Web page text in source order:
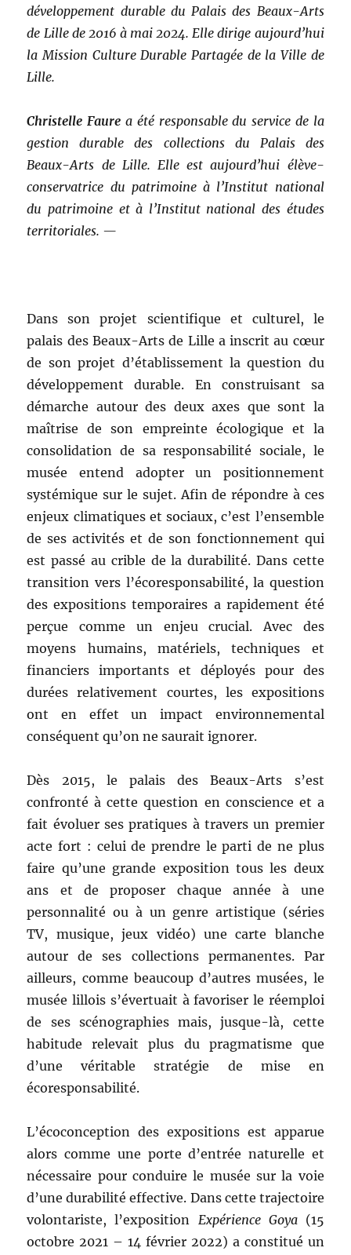
développement durable du Palais des Beaux-Arts
de Lille de 2016 à mai 2024. Elle dirige aujourd’hui
la Mission Culture Durable Partagée de la Ville de
Lille.
Christelle Faure a été responsable du service de la
gestion durable des collections du Palais des
Beaux-Arts de Lille. Elle est aujourd’hui élève-
conservatrice du patrimoine à l’Institut national
du patrimoine et à l’Institut national des études
territoriales. —
Dans son projet scientifique et culturel, le
palais des Beaux-Arts de Lille a inscrit au cœur
de son projet d’établissement la question du
développement durable. En construisant sa
démarche autour des deux axes que sont la
maîtrise de son empreinte écologique et la
consolidation de sa responsabilité sociale, le
musée entend adopter un positionnement
systémique sur le sujet. Afin de répondre à ces
enjeux climatiques et sociaux, c’est l’ensemble
de ses activités et de son fonctionnement qui
est passé au crible de la durabilité. Dans cette
transition vers l’écoresponsabilité, la question
des expositions temporaires a rapidement été
perçue comme un enjeu crucial. Avec des
moyens humains, matériels, techniques et
financiers importants et déployés pour des
durées relativement courtes, les expositions
ont en effet un impact environnemental
conséquent qu’on ne saurait ignorer.
Dès 2015, le palais des Beaux-Arts s’est
confronté à cette question en conscience et a
fait évoluer ses pratiques à travers un premier
acte fort : celui de prendre le parti de ne plus
faire qu’une grande exposition tous les deux
ans et de proposer chaque année à une
personnalité ou à un genre artistique (séries
TV, musique, jeux vidéo) une carte blanche
autour de ses collections permanentes. Par
ailleurs, comme beaucoup d’autres musées, le
musée lillois s’évertuait à favoriser le réemploi
de ses scénographies mais, jusque-là, cette
habitude relevait plus du pragmatisme que
d’une véritable stratégie de mise en
écoresponsabilité.
L’écoconception des expositions est apparue
alors comme une porte d’entrée naturelle et
nécessaire pour conduire le musée sur la voie
d’une durabilité effective. Dans cette trajectoire
volontariste, l’exposition Expérience Goya(15
octobre 2021 – 14 février 2022) a constitué un